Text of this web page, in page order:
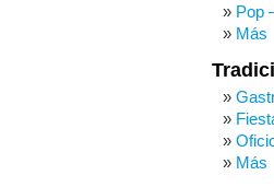
Pop
Más
Más